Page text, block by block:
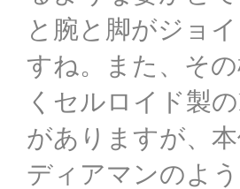
と腕と脚がジョ
すね。また、そ
くセルロイド製
がありますが、
ディアマンのよ